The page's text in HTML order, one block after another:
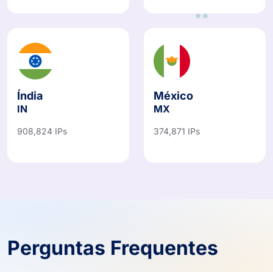
Índia
IN
908,824 IPs
México
MX
374,871 IPs
Perguntas Frequentes